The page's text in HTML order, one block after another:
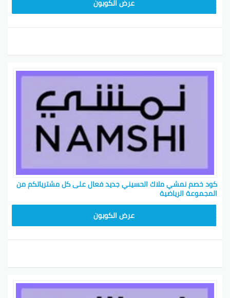
عرض الكوبون
كود خصم نمشي ملاك الحسيني جديد فعال على كل مشترياتكم من
المجموعة الرياضية
عرض الكوبون